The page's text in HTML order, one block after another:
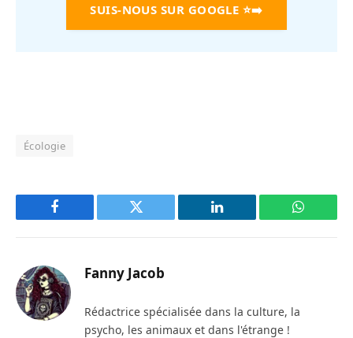
SUIS-NOUS SUR GOOGLE ⭐➡️
Écologie
Facebook Twitter LinkedIn
Fanny Jacob
Rédactrice spécialisée dans la culture, la
psycho, les animaux et dans l'étrange !